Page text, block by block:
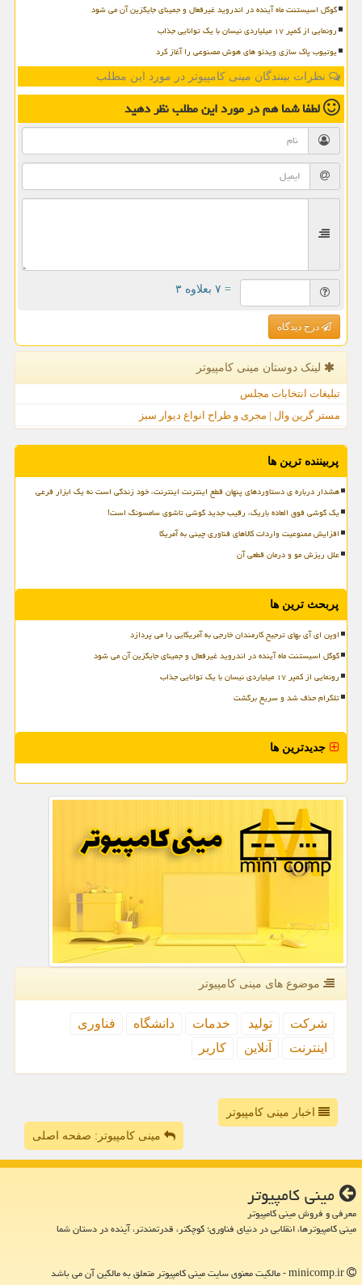
گوگل اسیستنت ماه آینده در اندروید غیرفعال و جمینای جایگزین آن می شود
رونمایی از کمپر ۱۷ میلیاردی نیسان با یک توانایی جذاب
یوتیوب پاک سازی ویدئو های هوش مصنوعی را آغاز کرد
نظرات بینندگان مینی کامپیوتر در مورد این مطلب
لطفا شما همدر مورد این مطلبنظر دهید
= ۷ بعلاوه ۳
درج دیدگاه
لینک دوستان مینی كامپیوتر
تبلیغات انتخابات مجلس
مستر گرین وال | مجری و طراح انواع دیوار سبز
پربیننده ترین ها
هشدار درباره ی دستاوردهای پنهان قطع اینترنت اینترنت، خود زندگی است نه یک ابزار فرعی
یک گوشی فوق العاده باریک، رقیب جدید گوشی تاشوی سامسونگ است!
افزایش ممنوعیت واردات کالاهای فناوری چینی به آمریکا
علل ریزش مو و درمان قطعی آن
پربحث ترین ها
اوپن ای آی بهای ترجیح کارمندان خارجی به آمریکایی را می پردازد
گوگل اسیستنت ماه آینده در اندروید غیرفعال و جمینای جایگزین آن می شود
رونمایی از کمپر ۱۷ میلیاردی نیسان با یک توانایی جذاب
تلگرام حذف شد و سریع برگشت
جدیدترین ها
موضوع های مینی كامپیوتر
شركت تولید خدمات دانشگاه
فناوری
اینترنت
آنلاین كاربر
اخبار مینی کامپیوتر
مینی کامپیوتر: صفحه اصلی
مینی كامپیوتر
معرفی و فروش مینی کامپیوتر
مینی کامپیوترها، انقلابی در دنیای فناوری؛ کوچکتر، قدرتمندتر، آینده در دستان شما